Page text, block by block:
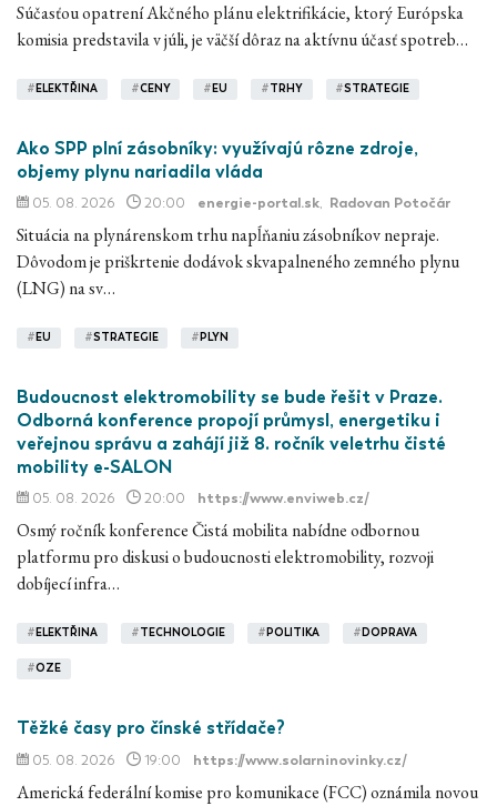
Súčasťou opatrení Akčného plánu elektrifikácie, ktorý Európska
komisia predstavila v júli, je väčší dôraz na aktívnu účasť spotreb…
# ELEKTŘINA #CENY # EU #TRHY #STRATEGIE
Ako SPP plní zásobníky: využívajú rôzne zdroje,
objemy plynu nariadila vláda
05. 08. 2026 20:00 energie-portal.sk, Radovan Potočár
Situácia na plynárenskom trhu napĺňaniu zásobníkov nepraje.
Dôvodom je priškrtenie dodávok skvapalneného zemného plynu
(LNG) na sv…
# EU #STRATEGIE # PLYN
Budoucnost elektromobility se bude řešit v Praze.
Odborná konference propojí průmysl, energetiku i
veřejnou správu a zahájí již 8. ročník veletrhu čisté
mobility e-SALON
05. 08. 2026 20:00 https://www.enviweb.cz/
Osmý ročník konference Čistá mobilita nabídne odbornou
platformu pro diskusi o budoucnosti elektromobility, rozvoji
dobíjecí infra…
# ELEKTŘINA #TECHNOLOGIE # POLITIKA # DOPRAVA
#OZE
Těžké časy pro čínské střídače?
05. 08. 2026 19:00 https://www.solarninovinky.cz/
Americká federální komise pro komunikace (FCC) oznámila novou